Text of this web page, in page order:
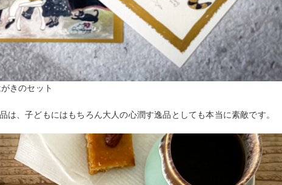
きのセット
、子どもにはもちろん大人の心潤す逸品としても本当に素敵です。